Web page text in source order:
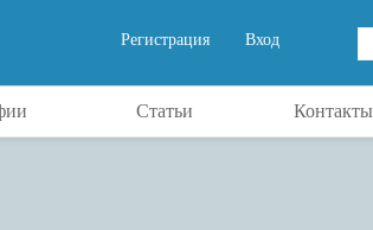
Вход
Регистрация
Статьи Контакты